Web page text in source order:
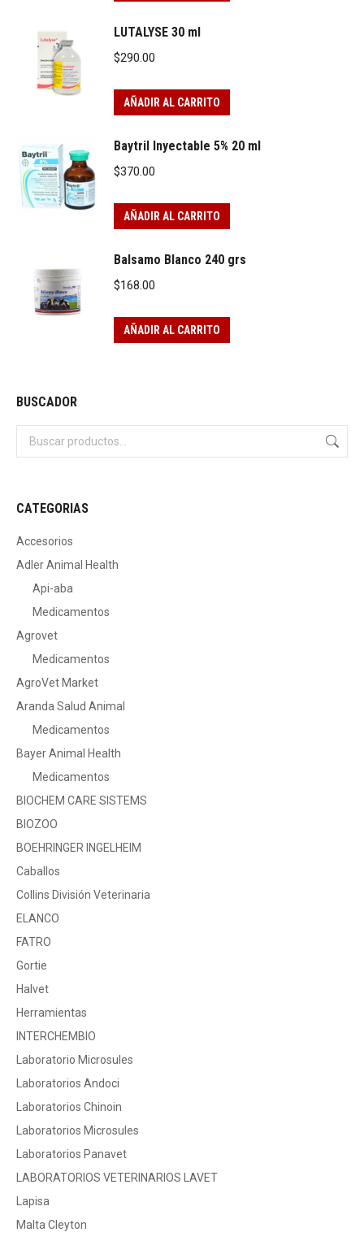
LUTALYSE 30 ml
$290.00
AÑADIR AL CARRITO
Baytril Inyectable 5% 20 ml
$370.00
AÑADIR AL CARRITO
Balsamo Blanco 240 grs
$168.00
AÑADIR AL CARRITO
BUSCADOR
CATEGORIAS
Accesorios
Adler Animal Health
Api-aba
Medicamentos
Agrovet
Medicamentos
AgroVet Market
Aranda Salud Animal
Medicamentos
Bayer Animal Health
Medicamentos
BIOCHEM CARE SISTEMS
BIOZOO
BOEHRINGER INGELHEIM
Caballos
Collins División Veterinaria
ELANCO
FATRO
Gortie
Halvet
Herramientas
INTERCHEMBIO
Laboratorio Microsules
Laboratorios Andoci
Laboratorios Chinoin
Laboratorios Microsules
Laboratorios Panavet
LABORATORIOS VETERINARIOS LAVET
Lapisa
Malta Cleyton